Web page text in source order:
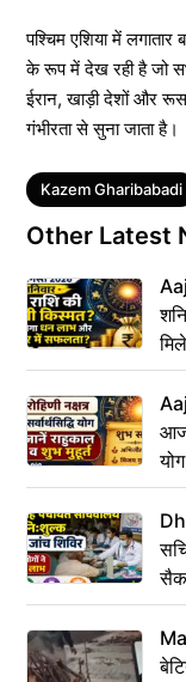
पश्चिम एशिया में
के रूप में देख रही है जो
ईरान, खाड़ी देशों और
गंभीरता से सुना जाता है।
Tags
Kazem Gharibabadi
Other Latest
आज